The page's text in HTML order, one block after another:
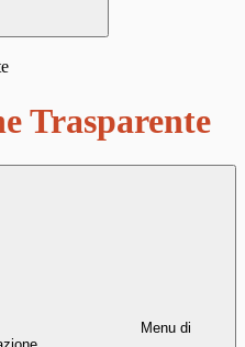
Trasparente
Menu di